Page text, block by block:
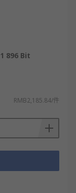
896 Bit
RMB2,185.84/件